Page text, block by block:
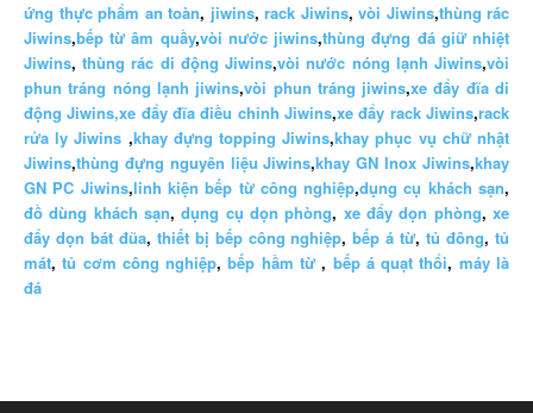
ứng thực phẩm an toàn, jiwins, rack Jiwins, vòi Jiwins,thùng rác
Jiwins,bếp từ âm quầy,vòi nước jiwins,thùng đựng đá giữ nhiệt
Jiwins,thùng rác di động Jiwins,vòi nước nóng lạnh Jiwins,vòi
phun tráng nóng lạnh jiwins,vòi phun tráng jiwins,xe đẩy đĩa di
động Jiwins,xe đẩy đĩa điều chỉnh Jiwins,xe đẩy rack Jiwins,rack
rửa ly Jiwins ,khay đựng topping Jiwins,khay phục vụ chữ nhật
Jiwins,thùng đựng nguyên liệu Jiwins,khay GN Inox Jiwins,khay
GN PC Jiwins,linh kiện bếp từ công nghiệp,dụng cụ khách sạn,
đồ dùng khách sạn,dụng cụ dọn phòng, xe đẩy dọn phòng,xe
đẩy dọn bát đũa, thiết bị bếp công nghiệp,bếp á từ,tủ đông,tủ
mát,tủ cơm công nghiệp,bếp hầm từ , bếp á quạt thổi, máy là
đá